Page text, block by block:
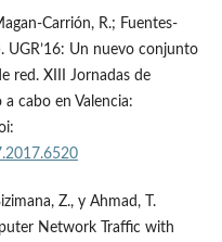
Carrión, R.; Fuentes-
UGR’16: Un nuevo conjunto
red. XIII Jornadas de
a cabo en Valencia:
Z., y Ahmad, T.
Network Traffic with